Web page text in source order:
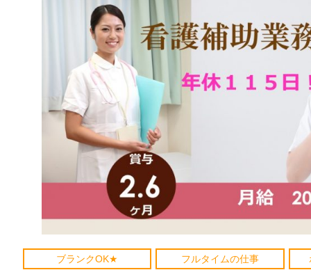
ブランクOK★ フルタイムの仕事